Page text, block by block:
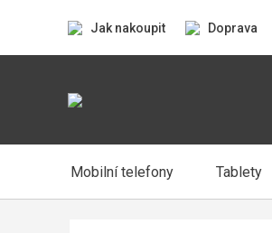
Jak nakoupit Doprava
Mobilní telefony Tablety